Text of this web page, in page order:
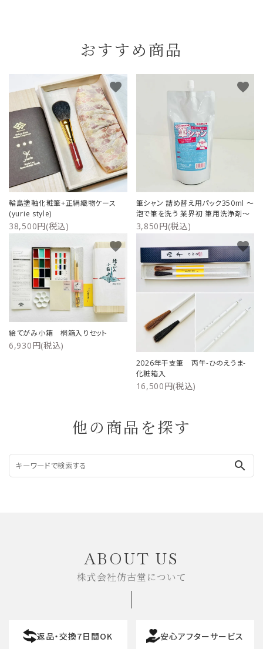
おすすめ商品
輪島塗軸化粧筆+正絹織物ケース
(yurie style)
38,500円(税込)
favorite
筆シャン 詰め替え用パック350ml ～
泡で筆を洗う 業界初 筆用洗浄剤～
3,850円(税込)
favorite
絵てがみ小箱 桐箱入りセット
6,930円(税込)
favorite
2026年干支筆 丙午-ひのえうま-
化粧箱入
16,500円(税込)
favorite
他の商品を探す
search
ABOUT US
株式会社仿古堂について
返品・交換7日間OK 安心アフターサービス